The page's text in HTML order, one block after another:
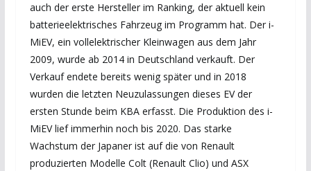
auch der erste Hersteller im Ranking, der aktuell kein
batterieelektrisches Fahrzeug im Programm hat. Der i-
MiEV, ein vollelektrischer Kleinwagen aus dem Jahr
2009, wurde ab 2014 in Deutschland verkauft. Der
Verkauf endete bereits wenig später und in 2018
wurden die letzten Neuzulassungen dieses EV der
ersten Stunde beim KBA erfasst. Die Produktion des i-
MiEV lief immerhin noch bis 2020. Das starke
Wachstum der Japaner ist auf die von Renault
produzierten Modelle Colt (Renault Clio) und ASX